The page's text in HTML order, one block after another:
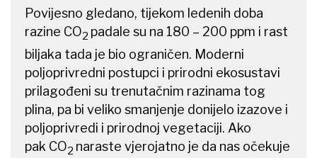
Povijesno gledano, tijekom ledenih doba
razine CO2 padale su na 180 – 200 ppm i rast
biljaka tada je bio ograničen. Moderni
poljoprivredni postupci i prirodni ekosustavi
prilagođeni su trenutačnim razinama tog
plina, pa bi veliko smanjenje donijelo izazove i
poljoprivredi i prirodnoj vegetaciji. Ako
pak CO2 naraste vjerojatno je da nas očekuje